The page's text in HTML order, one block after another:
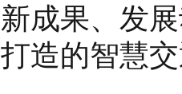
新成果、发
打造的智慧